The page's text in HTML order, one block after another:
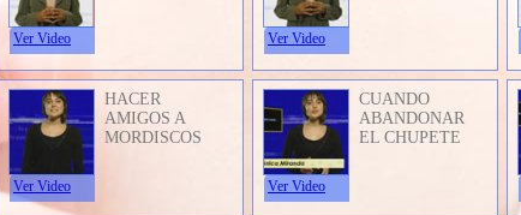
Ver Video Ver Video
Ver Video
HACER
AMIGOS A
MORDISCOS
Ver Video
CUANDO
ABANDONAR
EL CHUPETE